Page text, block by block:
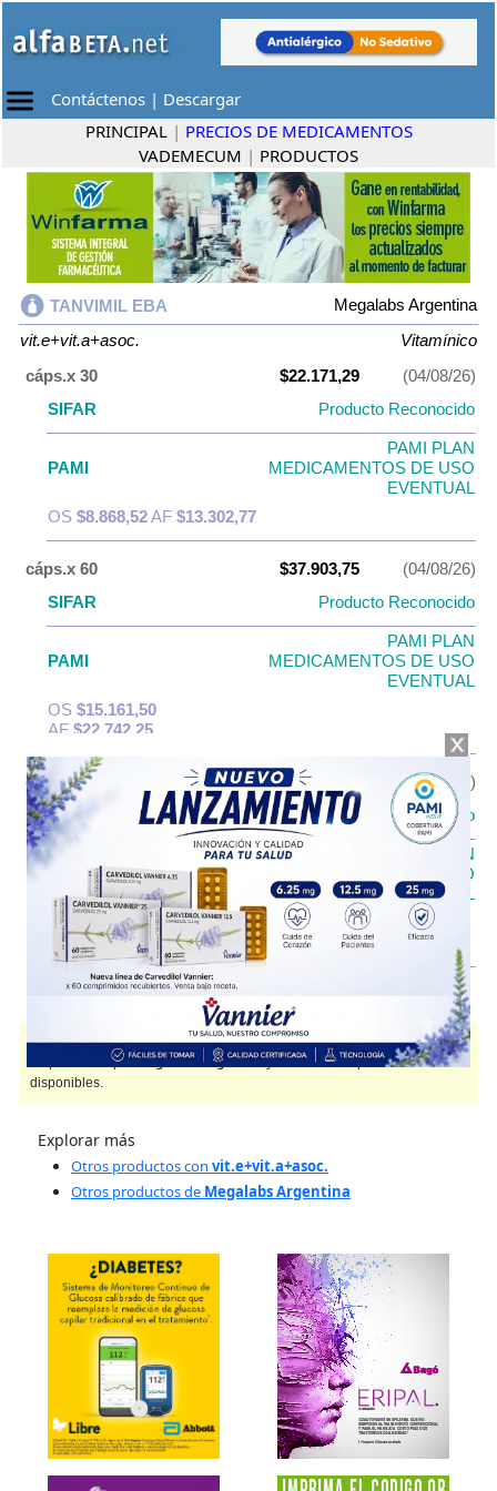
Contáctenos | Descargar
PRINCIPAL | PRECIOS DE MEDICAMENTOS
VADEMECUM | PRODUCTOS
TANVIMIL EBA
Megalabs Argentina
vit.e+vit.a+asoc.
Vitamínico
cáps.x 30
$22.171,29
(04/08/26)
SIFAR
Producto Reconocido
PAMI
PAMI PLAN
MEDICAMENTOS DE USO
EVENTUAL
OS $8.868,52AF $13.302,77
cáps.x 60 $37.903,75
(04/08/26)
SIFAR
Producto Reconocido
PAMI
PAMI PLAN
MEDICAMENTOS DE USO
EVENTUAL
OS $15.161,50
AF $22.742,25
cáps.x 100 $56.950,97
(04/08/26)
SIFAR
Producto Reconocido
PAMI
PAMI PLAN
MEDICAMENTOS DE USO
EVENTUAL
OS
$22.780,39
AF
$34.170,58
TANVIMIL EBAcontienevit.e+vit.a+asoc.y se indica comoVitamínico.
Es producido porMegalabs Argentinay cuenta con 3 presentaciones
disponibles.
Explorar más
Otros productos con vit.e+vit.a+asoc.
Otros productos de Megalabs Argentina